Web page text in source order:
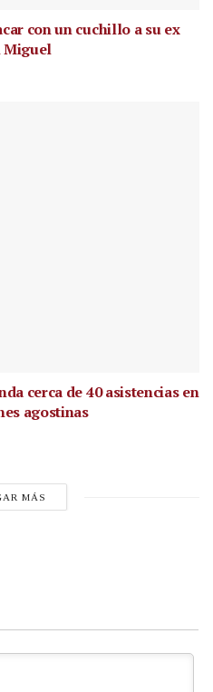
con un cuchillo a su ex
Miguel
cerca de 40 asistencias en
agostinas
MÁS